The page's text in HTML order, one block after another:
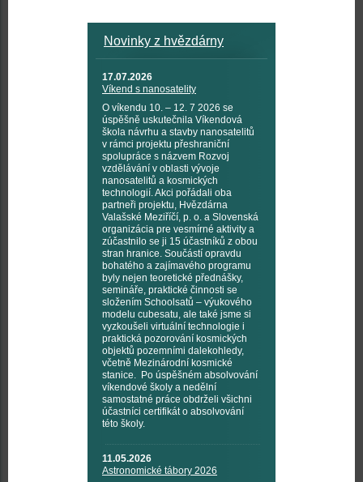
Novinky z hvězdárny
17.07.2026
Víkend s nanosatelity
O víkendu 10. – 12. 7 2026 se
úspěšně uskutečnila Víkendová
škola návrhu a stavby nanosatelitů
v rámci projektu přeshraniční
spolupráce s názvem Rozvoj
vzdělávání v oblasti vývoje
nanosatelitů a kosmických
technologií. Akci pořádali oba
partneři projektu, Hvězdárna
Valašské Meziříčí, p. o. a Slovenská
organizácia pre vesmírné aktivity a
zúčastnilo se ji 15 účastníků z obou
stran hranice. Součástí opravdu
bohatého a zajímavého programu
byly nejen teoretické přednášky,
semináře, praktické činnosti se
složením Schoolsatů – výukového
modelu cubesatu, ale také jsme si
vyzkoušeli virtuální technologie i
praktická pozorování kosmických
objektů pozemními dalekohledy,
včetně Mezinárodní kosmické
stanice. Po úspěšném absolvování
víkendové školy a nedělní
samostatné práce obdrželi všichni
účastníci certifikát o absolvování
této školy.
11.05.2026
Astronomické tábory 2026